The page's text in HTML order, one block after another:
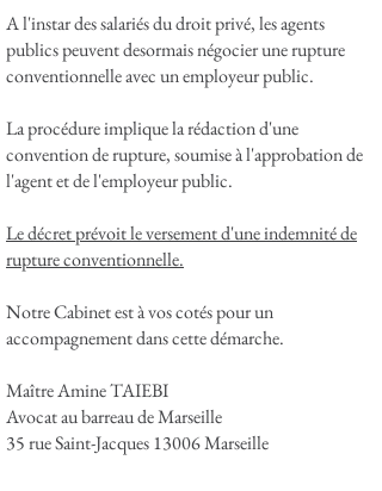
A l'instar des salariés du droit privé, les agents
publics peuvent desormais négocier une rupture
conventionnelle avec un employeur public.
La procédure implique la rédaction d'une
convention de rupture, soumise à l'approbation de
l'agent et de l'employeur public.
Le décret prévoit le versement d'une indemnité de
rupture conventionnelle.
Notre Cabinet est à vos cotés pour un
accompagnement dans cette démarche.
Maître Amine TAIEBI
Avocat au barreau de Marseille
35 rue Saint-Jacques 13006 Marseille